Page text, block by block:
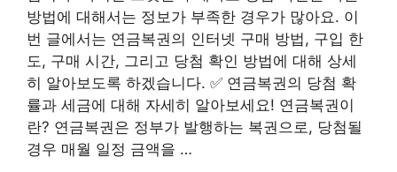
방법에 대해서는 정보가 부족한 경우가 많아요. 이
번 글에서는 연금복권의 인터넷 구매 방법, 구입 한
도, 구매 시간, 그리고 당첨 확인 방법에 대해 상세
히 알아보도록 하겠습니다. ✅ 연금복권의 당첨 확
률과 세금에 대해 자세히 알아보세요! 연금복권이
란? 연금복권은 정부가 발행하는 복권으로, 당첨될
경우 매월 일정 금액을 …